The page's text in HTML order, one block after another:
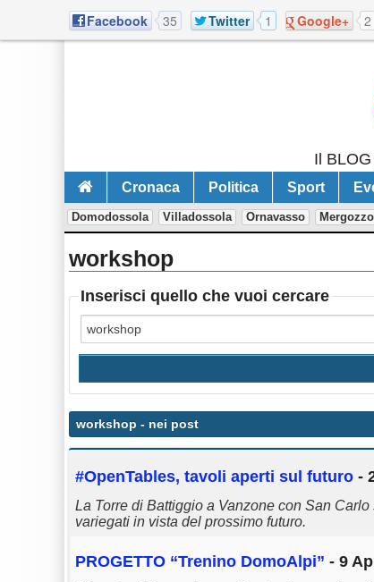
Facebook 35 Twitter 1 Google+ 2
Il
Cronaca Politica Sport
Domodossola Villadossola Ornavasso Mergozzo
workshop
Inserisci quello che vuoi cercare
workshop - nei post
#OpenTables, tavoli aperti sul futuro -
La Torre di Battiggio a Vanzone con San
variegati in vista del prossimo futuro.
PROGETTO “Trenino DomoAlpi” - 9